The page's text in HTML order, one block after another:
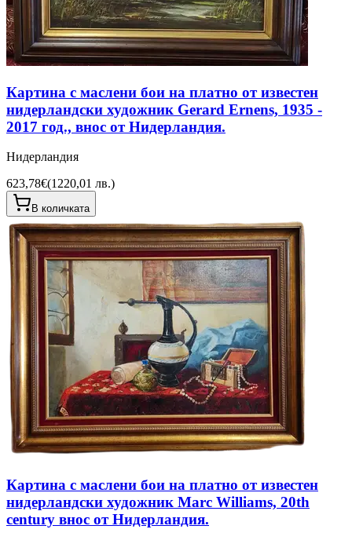
Картина с маслени бои на платно от известен
нидерландски художник Gerard Ernens, 1935 -
2017 год., внос от Нидерландия.
Нидерландия
623,78€(1220,01 лв.)
В количката
Картина с маслени бои на платно от известен
нидерландски художник Marc Williams, 20th
century внос от Нидерландия.